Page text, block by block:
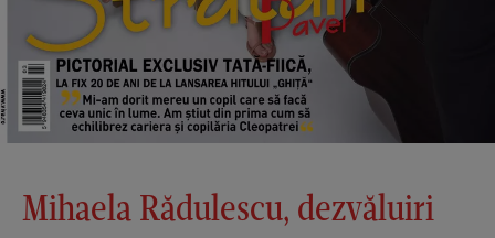
Mihaela Rădulescu, dezvăluiri